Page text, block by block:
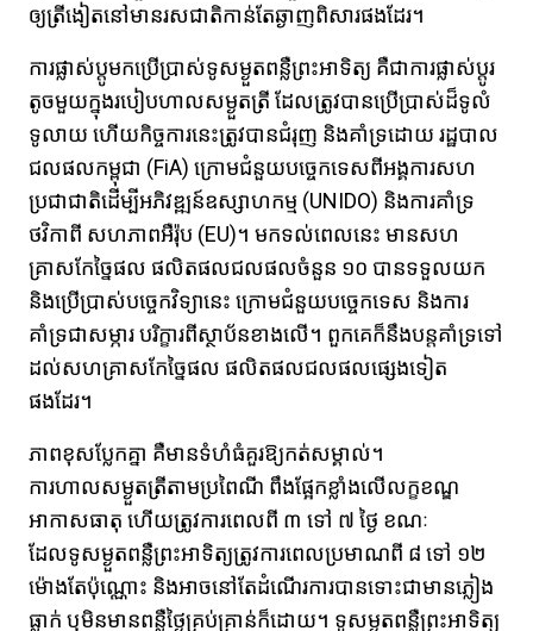
ឲ្យត្រីងៀតនៅមានរសជាតិកាន់តែឆ្ងាញពិសារផងដែរ។​
ការផ្លាស់ប្តូមកប្រើប្រាស់ទូសម្ងួតពន្លឺព្រះអាទិត្យ គឺជាការផ្លាស់ប្តូរ
តូចមួយក្នុងរបៀបហាលសម្ងួតត្រី ដែលត្រូវបានប្រើប្រាស់ដ៏ទូលំ
ទូលាយ ហើយកិច្ចការនេះត្រូវបានជំរុញ និងគាំទ្រដោយ រដ្ឋបាល
ជលផលកម្ពុជា (FiA) ក្រោមជំនួយបច្ចេកទេសពីអង្គការសហ
ប្រជាជាតិដើម្បីអភិវឌ្ឍន៍ឧស្សាហកម្ម​ (UNIDO) និងការគាំទ្រ
ថវិកាពី សហភាពអឺរ៉ុប (EU)។ មកទល់ពេលនេះ មានសហ
គ្រាសកែច្នៃផល ផលិតផលជលផលចំនួន ១០ បានទទួលយក
និងប្រើប្រាស់បច្ចេកវិទ្យានេះ ក្រោមជំនួយបច្ចេកទេស និងការ
គាំទ្រជាសម្ភារ បរិក្ខារពីស្ថាប័នខាងលើ។ ពួកគេក៏នឹងបន្តគាំទ្រទៅ
ដល់សហគ្រាសកែច្នៃផល ផលិតផលជលផលផ្សេងទៀត
ផងដែរ។
ភាពខុសប្លែកគ្នា គឺមានទំហំធំគួរឱ្យកត់សម្គាល់។
ការហាលសម្ងួតត្រីតាមប្រពៃណី ពឹងផ្អែកខ្លាំងលើលក្ខខណ្ឌ
អាកាសធាតុ ហើយត្រូវការពេលពី ៣ ទៅ ៧ ថ្ងៃ​ ខណៈ
ដែលទូសម្ងួតពន្លឺព្រះអាទិត្យត្រូវការពេលប្រមាណពី ៨ ទៅ ១២
ម៉ោងតែប៉ុណ្ណោះ និងអាចនៅតែដំណើរការបានទោះជាមានភ្លៀង
ធ្លាក់ ឬមិនមានពន្លឺថ្ងៃគ្រប់គ្រាន់ក៏ដោយ។​ ទូសម្ងួតពន្លឺព្រះអាទិត្យ